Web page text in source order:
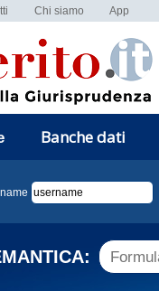
Chi siamo App
Banche dati